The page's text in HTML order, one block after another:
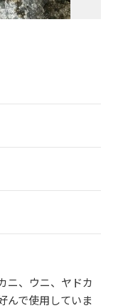
ニ、ウニ、ヤドカ
んで使用していま